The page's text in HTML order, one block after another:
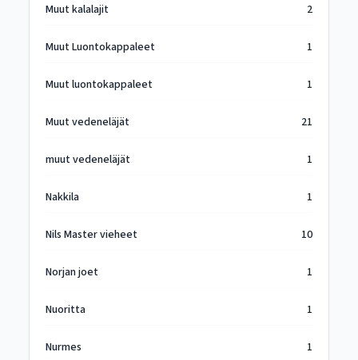
Muut kalalajit 2
Muut Luontokappaleet 1
Muut luontokappaleet 1
Muut vedeneläjät 21
muut vedeneläjät 1
Nakkila 1
Nils Master vieheet 10
Norjan joet 1
Nuoritta 1
Nurmes 1